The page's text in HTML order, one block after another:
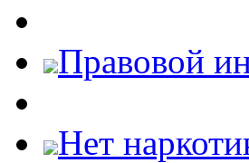
Правовой
Нет